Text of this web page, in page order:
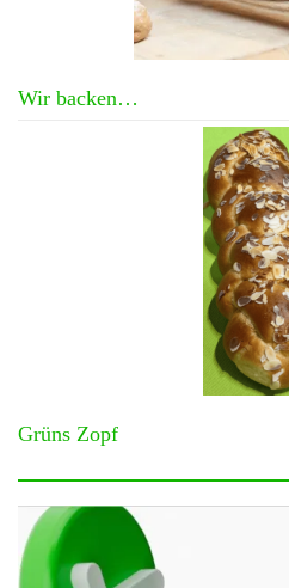
Wir backen…
Grüns Zopf